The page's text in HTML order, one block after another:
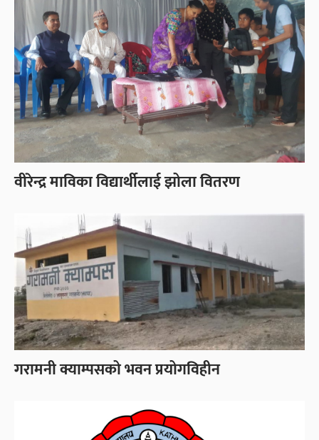
वीरेन्द्र माविका विद्यार्थीलाई झोला वितरण
गरामनी क्याम्पसको भवन प्रयोगविहीन